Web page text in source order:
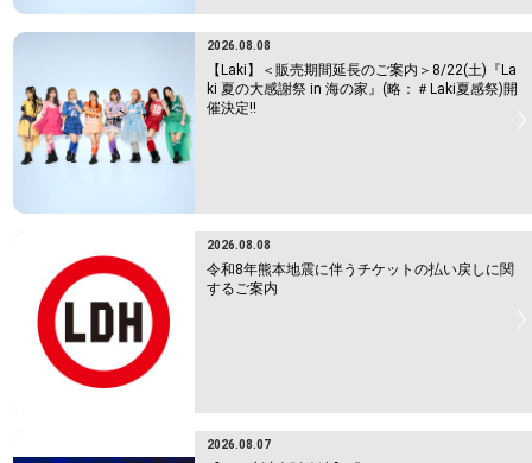
2026.08.08
【Laki】＜販売期間延長のご案内＞8/22(土)『La
ki 夏の大感謝祭 in 海の家』(略：＃Laki夏感祭)開
催決定!!
2026.08.08
令和8年熊本地震に伴うチケットの払い戻しに関
するご案内
2026.08.07